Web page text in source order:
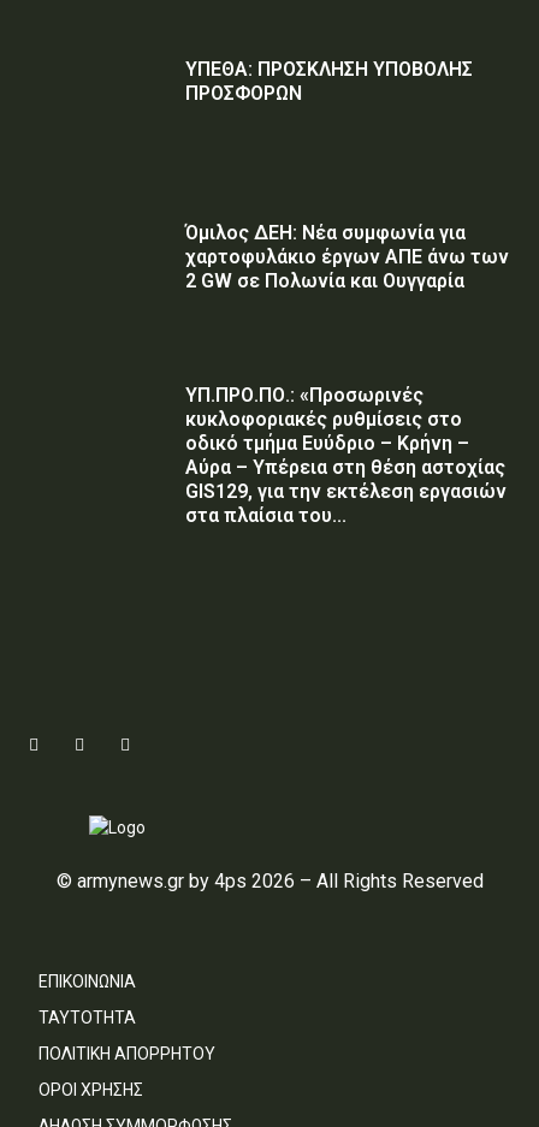
ΥΠΕΘΑ: ΠΡΟΣΚΛΗΣΗ ΥΠΟΒΟΛΗΣ
ΠΡΟΣΦΟΡΩΝ
Όμιλος ΔΕΗ: Νέα συμφωνία για
χαρτοφυλάκιο έργων ΑΠΕ άνω των
2 GW σε Πολωνία και Ουγγαρία
ΥΠ.ΠΡΟ.ΠΟ.: «Προσωρινές
κυκλοφοριακές ρυθμίσεις στο
οδικό τμήμα Ευύδριο – Κρήνη –
Αύρα – Υπέρεια στη θέση αστοχίας
GIS129, για την εκτέλεση εργασιών
στα πλαίσια του...
© armynews.gr by 4ps 2026 – All Rights Reserved
ΕΠΙΚΟΙΝΩΝΙΑ
ΤΑΥΤΟΤΗΤΑ
ΠΟΛΙΤΙΚΗ ΑΠΟΡΡΗΤΟΥ
ΟΡΟΙ ΧΡΗΣΗΣ